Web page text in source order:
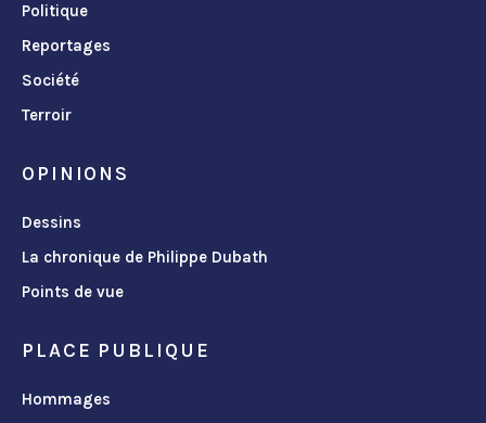
Politique
Reportages
Société
Terroir
OPINIONS
Dessins
La chronique de Philippe Dubath
Points de vue
PLACE PUBLIQUE
Hommages